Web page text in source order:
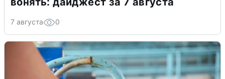
7 августа 0